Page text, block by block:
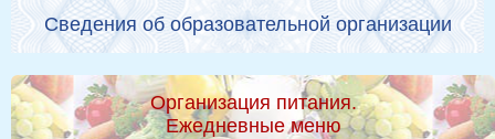
Сведения об образовательной организации
Организация питания.
Ежедневные меню